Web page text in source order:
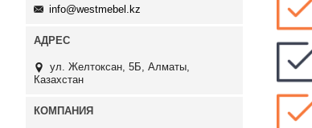
info@westmebel.kz
ул. Желтоксан, 5Б, Алматы,
Казахстан